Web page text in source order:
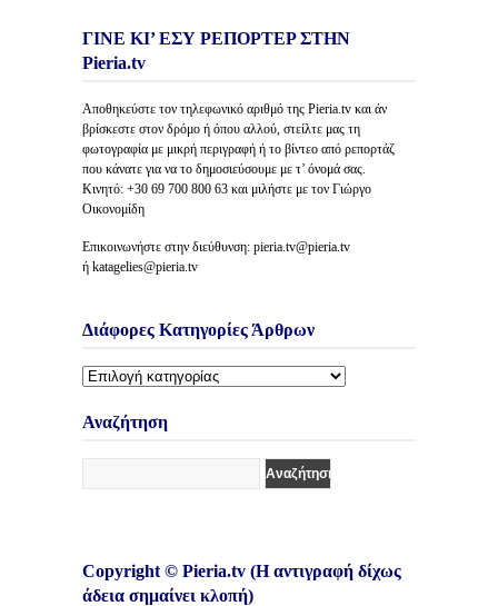
ΓΙΝΕ ΚΙ’ ΕΣΥ ΡΕΠΟΡΤΕΡ ΣΤΗΝ
Pieria.tv
Αποθηκεύστε τον τηλεφωνικό αριθμό της Pieria.tv και άν
βρίσκεστε στον δρόμο ή όπου αλλού, στείλτε μας τη
φωτογραφία με μικρή περιγραφή ή το βίντεο από ρεπορτάζ
που κάνατε για να το δημοσιεύσουμε με τ’ όνομά σας.
Κινητό: +30 69 700 800 63 και μιλήστε με τον Γιώργο
Οικονομίδη
Επικοινωνήστε στην διεύθυνση: pieria.tv@pieria.tv
ή katagelies@pieria.tv
Διάφορες Κατηγορίες Άρθρων
Διάφορες
Άρθρων
Αναζήτηση
Copyright © Pieria.tv (Η αντιγραφή δίχως
άδεια σημαίνει κλοπή)